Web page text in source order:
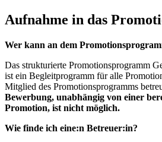
Aufnahme in das
Wer kann an dem
Das strukturierte Promotionsprogramm
ist ein Begleitprogramm für alle
Mitglied des Promotionsprogramms
Bewerbung, unabhängig von einer
Promotion, ist nicht möglich.
Wie finde ich eine:n Betreuer:in?